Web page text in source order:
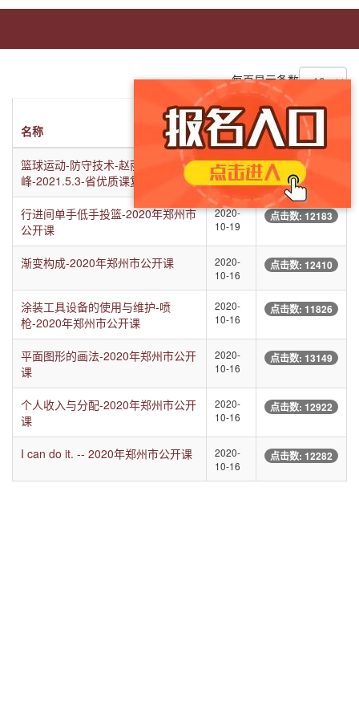
每页显示条数
名称
创建
时间
点击数
篮球运动-防守技术-赵丽
峰-2021.5.3-省优质课复评
2021-
06-20
点击数: 12099
行进间单手低手投篮-2020年郑州市
公开课
2020-
10-19
点击数: 12183
渐变构成-2020年郑州市公开课
2020-
10-16
点击数: 12410
涂装工具设备的使用与维护-喷
枪-2020年郑州市公开课
2020-
10-16
点击数: 11826
平面图形的画法-2020年郑州市公开
课
2020-
10-16
点击数: 13149
个人收入与分配-2020年郑州市公开
课
2020-
10-16
点击数: 12922
I can do it. -- 2020年郑州市公开课
2020-
10-16
点击数: 12282